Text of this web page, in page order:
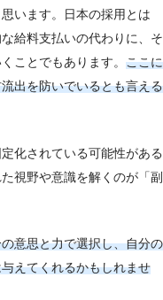
います。日本の採用とは
給料支払いの代わりに、そ
ことでもあります。 ここに
出を防いでいるとも言える
化されている可能性がある
視野や意識を解くのが「副
意思と力で選択し、自分の
えてくれるかもしれませ